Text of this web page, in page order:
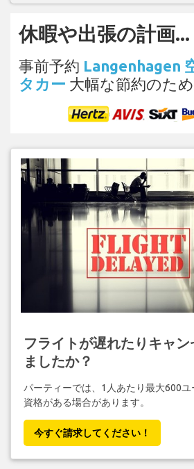
休暇や出張の計画...
事前予約 Langenhagen
タカー 大幅な節約のため
フライトが遅れたりキャ
ましたか？
パーティーでは、1人あたり最大600ユ
資格がある場合があります。
今すぐ請求してください！